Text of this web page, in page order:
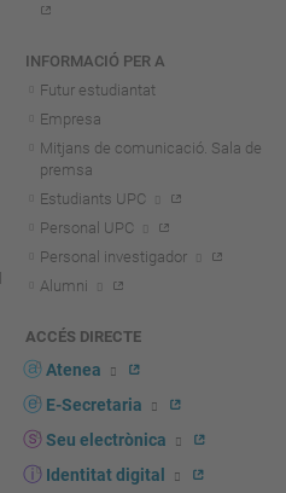
INFORMACIÓ PER A
Futur estudiantat
Empresa
Mitjans de comunicació. Sala de
premsa
Estudiants UPC
Personal UPC
Personal investigador
Alumni
ACCÉS DIRECTE
Atenea
E-Secretaria
Seu electrònica
Identitat digital